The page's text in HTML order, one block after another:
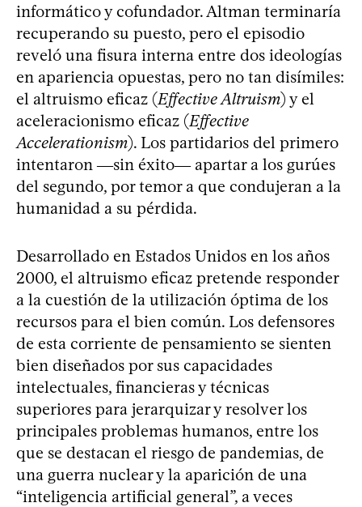
informático y cofundador. Altman terminaría
recuperando su puesto, pero el episodio
reveló una fisura interna entre dos ideologías
en apariencia opuestas, pero no tan disímiles:
el altruismo eficaz (Effective Altruism) y el
aceleracionismo eficaz (Effective
Accelerationism). Los partidarios del primero
intentaron ―sin éxito― apartar a los gurúes
del segundo, por temor a que condujeran a la
humanidad a su pérdida.
Desarrollado en Estados Unidos en los años
2000, el altruismo eficaz pretende responder
a la cuestión de la utilización óptima de los
recursos para el bien común. Los defensores
de esta corriente de pensamiento se sienten
bien diseñados por sus capacidades
intelectuales, financieras y técnicas
superiores para jerarquizar y resolver los
principales problemas humanos, entre los
que se destacan el riesgo de pandemias, de
una guerra nuclear y la aparición de una
“inteligencia artificial general”, a veces